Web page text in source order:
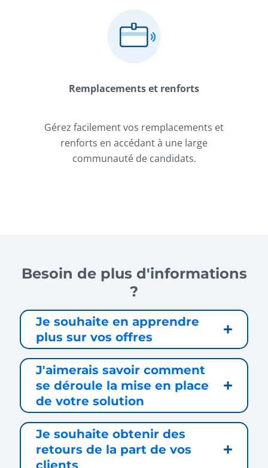
Remplacements et renforts
Gérez facilement vos remplacements et
renforts en accédant à une large
communauté de candidats.
Besoin de plus d'informations
?
Je souhaite en apprendre
plus sur vos offres
J'aimerais savoir comment
se déroule la mise en place
de votre solution
Je souhaite obtenir des
retours de la part de vos
clients